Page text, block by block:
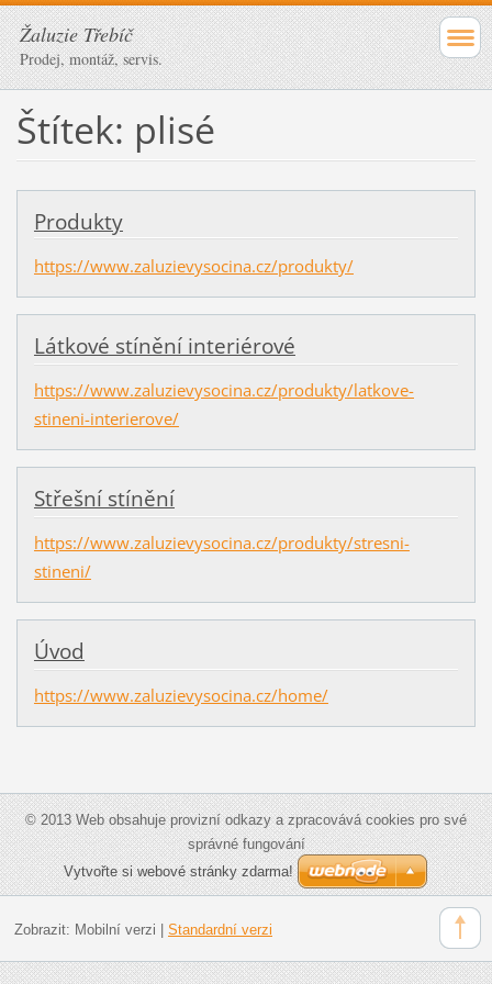
Žaluzie Třebíč
Prodej, montáž, servis.
Štítek: plisé
Produkty
https://www.zaluzievysocina.cz/produkty/
Látkové stínění interiérové
https://www.zaluzievysocina.cz/produkty/latkove-
stineni-interierove/
Střešní stínění
https://www.zaluzievysocina.cz/produkty/stresni-
stineni/
Úvod
https://www.zaluzievysocina.cz/home/
© 2013 Web obsahuje provizní odkazy a zpracovává cookies pro své
správné fungování
Vytvořte si webové stránky zdarma!
Zobrazit: Mobilní verzi Standardní verzi